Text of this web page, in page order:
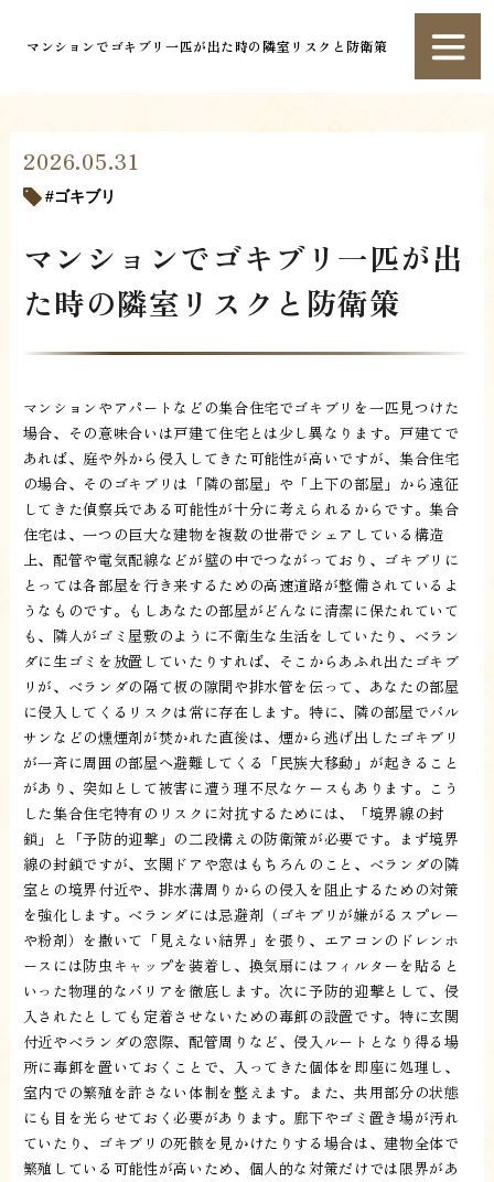
マンションでゴキブリ一匹が出た時の隣室リスクと防衛策
2026.05.31
ゴキブリ
マンションでゴキブリ一匹が出
た時の隣室リスクと防衛策
マンションやアパートなどの集合住宅でゴキブリを一匹見つけた
場合、その意味合いは戸建て住宅とは少し異なります。戸建てで
あれば、庭や外から侵入してきた可能性が高いですが、集合住宅
の場合、そのゴキブリは「隣の部屋」や「上下の部屋」から遠征
してきた偵察兵である可能性が十分に考えられるからです。集合
住宅は、一つの巨大な建物を複数の世帯でシェアしている構造
上、配管や電気配線などが壁の中でつながっており、ゴキブリに
とっては各部屋を行き来するための高速道路が整備されているよ
うなものです。もしあなたの部屋がどんなに清潔に保たれていて
も、隣人がゴミ屋敷のように不衛生な生活をしていたり、ベラン
ダに生ゴミを放置していたりすれば、そこからあふれ出たゴキブ
リが、ベランダの隔て板の隙間や排水管を伝って、あなたの部屋
に侵入してくるリスクは常に存在します。特に、隣の部屋でバル
サンなどの燻煙剤が焚かれた直後は、煙から逃げ出したゴキブリ
が一斉に周囲の部屋へ避難してくる「民族大移動」が起きること
があり、突如として被害に遭う理不尽なケースもあります。こう
した集合住宅特有のリスクに対抗するためには、「境界線の封
鎖」と「予防的迎撃」の二段構えの防衛策が必要です。まず境界
線の封鎖ですが、玄関ドアや窓はもちろんのこと、ベランダの隣
室との境界付近や、排水溝周りからの侵入を阻止するための対策
を強化します。ベランダには忌避剤（ゴキブリが嫌がるスプレー
や粉剤）を撒いて「見えない結界」を張り、エアコンのドレンホ
ースには防虫キャップを装着し、換気扇にはフィルターを貼ると
いった物理的なバリアを徹底します。次に予防的迎撃として、侵
入されたとしても定着させないための毒餌の設置です。特に玄関
付近やベランダの窓際、配管周りなど、侵入ルートとなり得る場
所に毒餌を置いておくことで、入ってきた個体を即座に処理し、
室内での繁殖を許さない体制を整えます。また、共用部分の状態
にも目を光らせておく必要があります。廊下やゴミ置き場が汚れ
ていたり、ゴキブリの死骸を見かけたりする場合は、建物全体で
繁殖している可能性が高いため、個人的な対策だけでは限界があ